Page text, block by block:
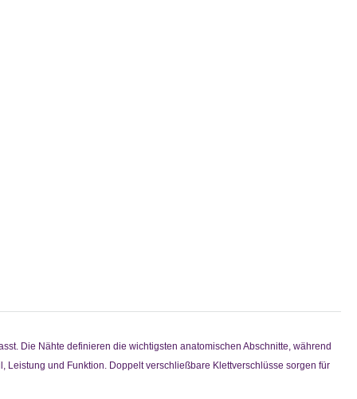
Die Nähte definieren die wichtigsten anatomischen Abschnitte, während
und Funktion. Doppelt verschließbare Klettverschlüsse sorgen für